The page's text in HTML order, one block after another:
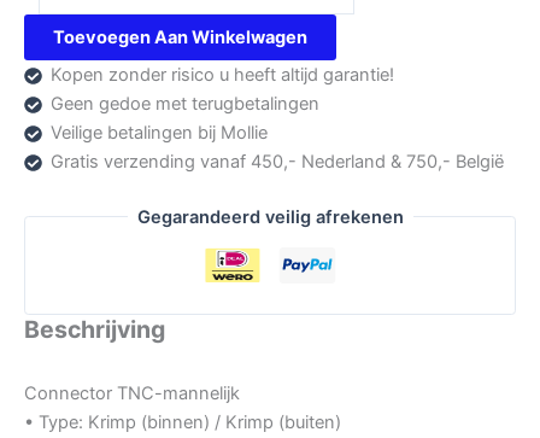
TNC
Male
Crimp
aantal
Toevoegen Aan Winkelwagen
Kopen zonder risico u heeft altijd garantie!
Geen gedoe met terugbetalingen
Veilige betalingen bij Mollie
Gratis verzending vanaf 450,- Nederland & 750,- België
Gegarandeerd veilig afrekenen
Beschrijving
Connector TNC-mannelijk
• Type: Krimp (binnen) / Krimp (buiten)